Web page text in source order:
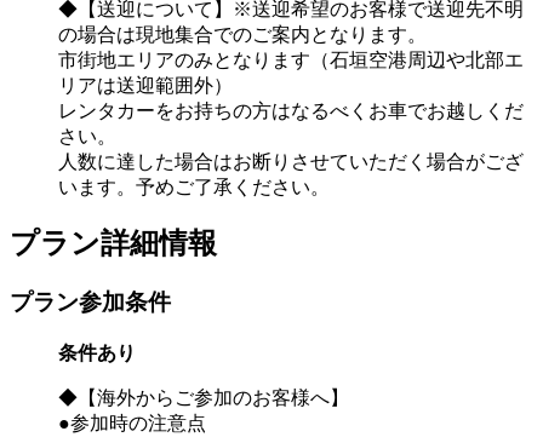
◆【送迎について】※送迎希望のお客様で送迎先不明
の場合は現地集合でのご案内となります。
市街地エリアのみとなります（石垣空港周辺や北部エ
リアは送迎範囲外）
レンタカーをお持ちの方はなるべくお車でお越しくだ
さい。
人数に達した場合はお断りさせていただく場合がござ
います。予めご了承ください。
プラン詳細情報
プラン参加条件
条件あり
◆【海外からご参加のお客様へ】
●参加時の注意点